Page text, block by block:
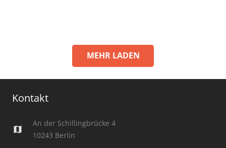
MEHR LADEN
Kontakt
map
An der Schillingbrücke 4
10243 Berlin